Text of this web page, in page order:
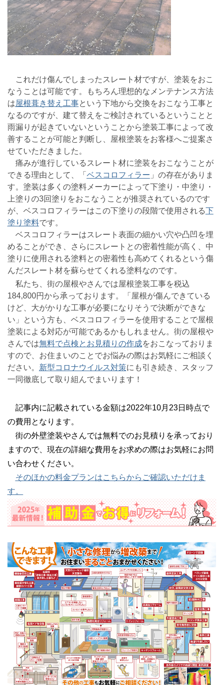
これだけ傷んでしまったスレート材ですが、塗装をおこ
なうことは可能です。もちろん理想的なメンテナンス方法
は屋根葺き替え工事という下地から交換をおこなう工事と
なるのですが、建て替えをご検討されているということと
雨漏りが起きていないということから塗装工事によって改
善することが可能と判断し、屋根塗装をお客様へご提案さ
せていただきました。
痛みが進行しているスレート材に塗装をおこなうことが
できる理由として、「 ベスコロフィラー 」の存在がありま
す。塗装は多くの塗料メーカーによって下塗り・中塗り・
上塗りの3回塗りをおこなうことが推奨されているのです
が、ベスコロフィラーはこの下塗りの段階で使用される下
塗り塗料です。
ベスコロフィラーはスレート表面の細かい穴や凸凹を埋
めることができ、さらにスレートとの密着性能が高く、中
塗りに使用される塗料との密着性も高めてくれるという傷
んだスレート材を蘇らせてくれる塗料なのです。
私たち、街の屋根やさんでは屋根塗装工事を税込
184,800円から承っております。「屋根が傷んできている
けど、大がかりな工事が必要になりそうで決断ができな
い」という方も、ベスコロフィラーを使用することで屋根
塗装による対応が可能であるかもしれません。街の屋根や
さんでは無料で点検とお見積りの作成をおこなっておりま
すので、お住まいのことでお悩みの際はお気軽にご相談く
ださい。 新型コロナウイルス対策にも引き続き、スタッフ
一同徹底して取り組んでまいります！
記事内に記載されている金額は2022年10月23日時点で
の費用となります。
街の外壁塗装やさんでは無料でのお見積りを承っており
ますので、現在の詳細な費用をお求めの際はお気軽にお問
い合わせください。
そのほかの料金プランはこちらからご確認いただけま
す。